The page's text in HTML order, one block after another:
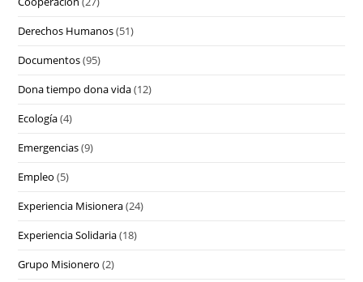
Derechos Humanos(51)
Documentos(95)
Dona tiempo dona vida(12)
Ecología(4)
Emergencias(9)
Empleo (5)
Experiencia Misionera(24)
Experiencia Solidaria(18)
Grupo Misionero (2)